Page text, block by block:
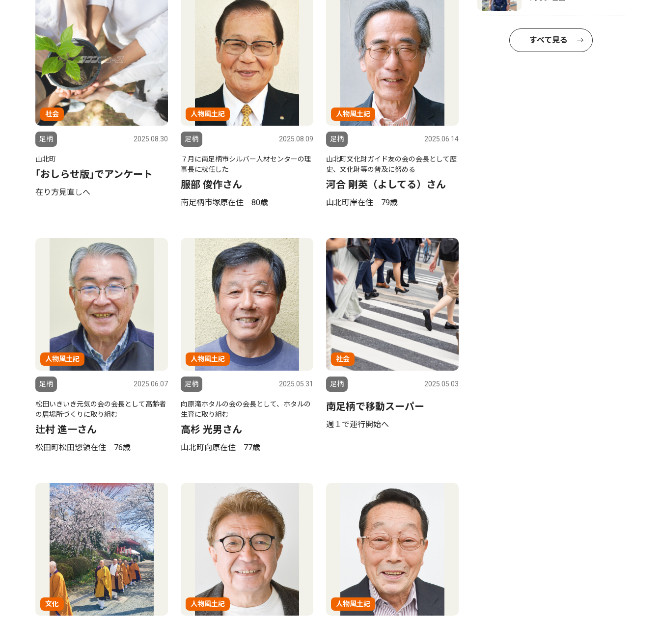
社会
足柄 2025.08.30
山北町
｢おしらせ版｣でアンケート
在り方見直しへ
人物風土記
足柄 2025.08.09
７月に南足柄市シルバー人材センターの理
事長に就任した
服部 俊作さん
南足柄市塚原在住 80歳
人物風土記
足柄 2025.06.14
山北町文化財ガイド友の会の会長として歴
史、文化財等の普及に努める
河合 剛英（よしてる）さん
山北町岸在住 79歳
人物風土記
足柄 2025.06.07
松田いきいき元気の会の会長として高齢者
の居場所づくりに取り組む
辻村 進一さん
松田町松田惣領在住 76歳
人物風土記
足柄 2025.05.31
向原滝ホタルの会の会長として、ホタルの
生育に取り組む
高杉 光男さん
山北町向原在住 77歳
社会
足柄 2025.05.03
南足柄で移動スーパー
週１で運行開始へ
文化 人物風土記 人物風土記
すべて見る